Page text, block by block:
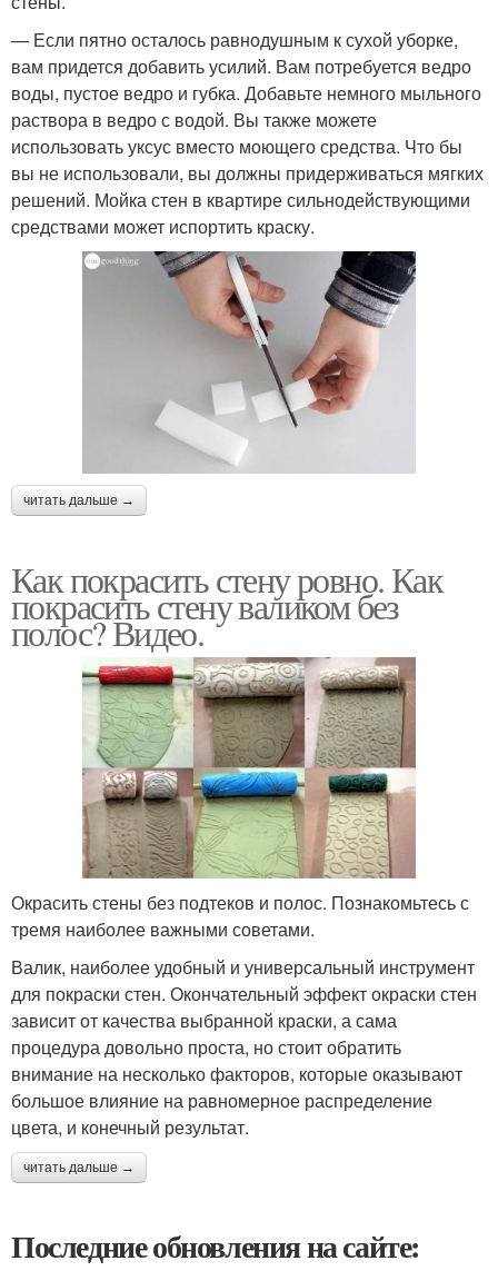
— Если пятно осталось равнодушным к сухой уборке,
вам придется добавить усилий. Вам потребуется ведро
воды, пустое ведро и губка. Добавьте немного мыльного
раствора в ведро с водой. Вы также можете
использовать уксус вместо моющего средства. Что бы
вы не использовали, вы должны придерживаться мягких
решений. Мойка стен в квартире сильнодействующими
средствами может испортить краску.
читать дальше →
Как покрасить стену ровно. Как
покрасить стену валиком без
полос? Видео.
Окрасить стены без подтеков и полос. Познакомьтесь с
тремя наиболее важными советами.
Валик, наиболее удобный и универсальный инструмент
для покраски стен. Окончательный эффект окраски стен
зависит от качества выбранной краски, а сама
процедура довольно проста, но стоит обратить
внимание на несколько факторов, которые оказывают
большое влияние на равномерное распределение
цвета, и конечный результат.
читать дальше →
Последние обновления на сайте: